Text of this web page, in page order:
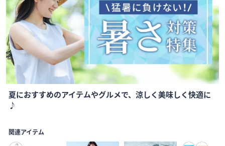
Item
1
of
夏におすすめのアイテムやグルメで、涼しく美味しく快適に
♪
関連アイテム